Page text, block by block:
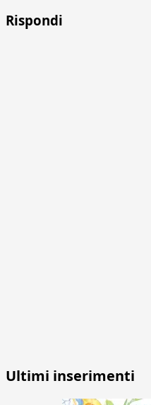
Rispondi
Ultimi inserimenti